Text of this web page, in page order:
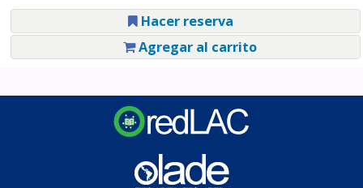
Hacer reserva
Agregar al carrito